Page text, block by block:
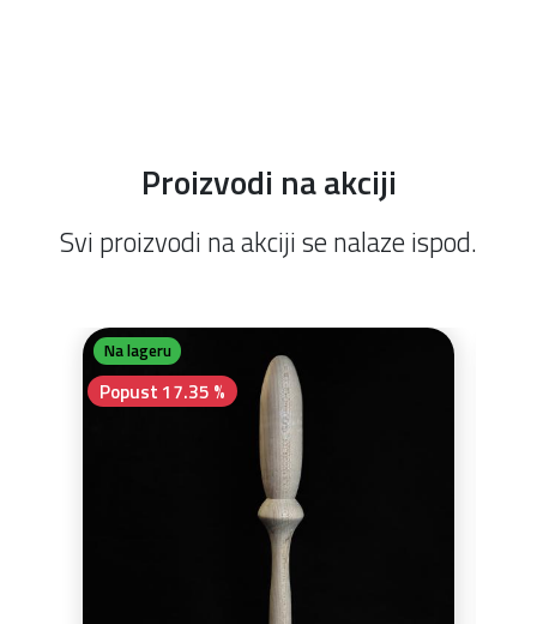
Proizvodi na akciji
Svi proizvodi na akciji se nalaze ispod.
Na lageru
Popust 17.35 %